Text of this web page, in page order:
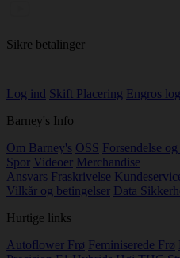
Sikre betalinger
Log ind Skift Placering Engros
Barney's Info
Om Barney's OSS Forsendelse
Spor Videoer Merchandise
Ansvars Fraskrivelse
Vilkår og betingelser Data
Hurtige links
Autoflower Frø Feminiserede Frø